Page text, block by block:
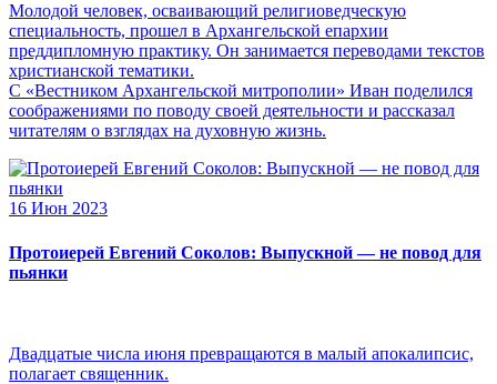
Молодой человек, осваивающий религиоведческую
специальность, прошел в Архангельской епархии
преддипломную практику. Он занимается переводами текстов
христианской тематики.
С «Вестником Архангельской митрополии» Иван поделился
соображениями по поводу своей деятельности и рассказал
читателям о взглядах на духовную жизнь.
16 Июн 2023
Протоиерей Евгений Соколов: Выпускной — не повод для
пьянки
Двадцатые числа июня превращаются в малый апокалипсис,
полагает священник.